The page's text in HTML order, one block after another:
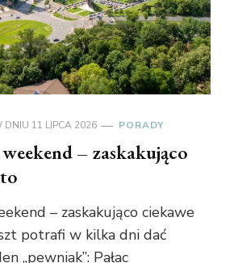
DNIU 11 LIPCA 2026 PORADY
– zaskakująco
– zaskakująco ciekawe
potrafi w kilka dni dać
„pewniak”: Pałac